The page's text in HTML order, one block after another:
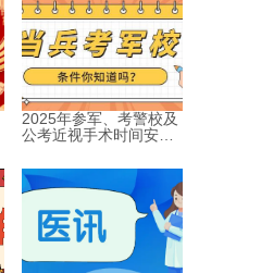
2025年参军、考警校及
公考近视手术时间安排